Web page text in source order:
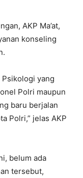
AKP Ma’at,
konseling
yang
Polri maupun
baru berjalan
Polri,” jelas AKP
belum ada
tersebut,